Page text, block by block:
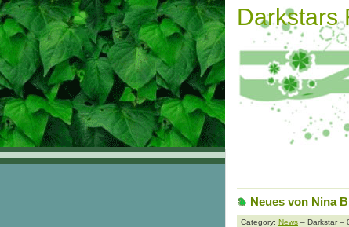
Darkstars
Neues von Nina
Category: News – Darkstar –